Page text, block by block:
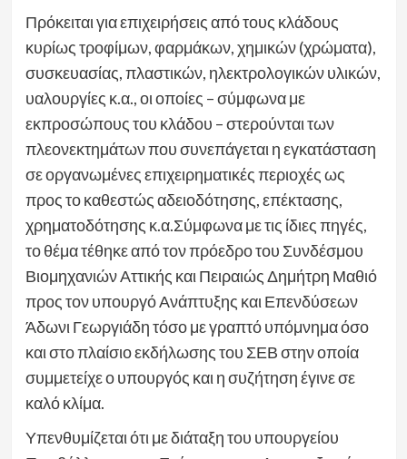
Πρόκειται για επιχειρήσεις από τους κλάδους
κυρίως τροφίμων, φαρμάκων, χημικών (χρώματα),
συσκευασίας, πλαστικών, ηλεκτρολογικών υλικών,
υαλουργίες κ.α., οι οποίες – σύμφωνα με
εκπροσώπους του κλάδου – στερούνται των
πλεονεκτημάτων που συνεπάγεται η εγκατάσταση
σε οργανωμένες επιχειρηματικές περιοχές ως
προς το καθεστώς αδειοδότησης, επέκτασης,
χρηματοδότησης κ.α.Σύμφωνα με τις ίδιες πηγές,
το θέμα τέθηκε από τον πρόεδρο του Συνδέσμου
Βιομηχανιών Αττικής και Πειραιώς Δημήτρη Μαθιό
προς τον υπουργό Ανάπτυξης και Επενδύσεων
Άδωνι Γεωργιάδη τόσο με γραπτό υπόμνημα όσο
και στο πλαίσιο εκδήλωσης του ΣΕΒ στην οποία
συμμετείχε ο υπουργός και η συζήτηση έγινε σε
καλό κλίμα.
Υπενθυμίζεται ότι με διάταξη του υπουργείου